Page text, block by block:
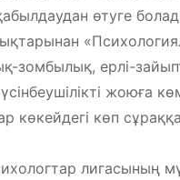
өтуге
зомбылық, ерлі-
жоюға
көкейдегі көп
лигасының